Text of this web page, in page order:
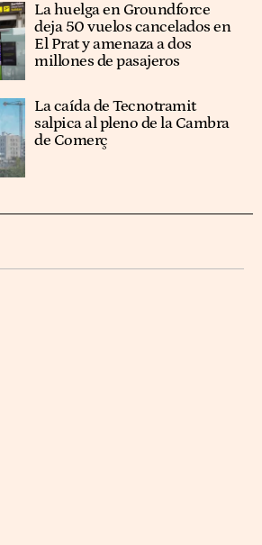
La huelga en Groundforce
deja 50 vuelos cancelados en
El Prat y amenaza a dos
millones de pasajeros
La caída de Tecnotramit
salpica al pleno de la Cambra
de Comerç